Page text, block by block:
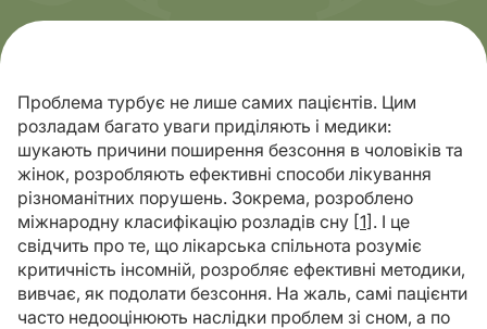
Проблема турбує не лише самих пацієнтів. Цим
розладам багато уваги приділяють і медики:
шукають причини поширення безсоння в чоловіків та
жінок, розробляють ефективні способи лікування
різноманітних порушень. Зокрема, розроблено
міжнародну класифікацію розладів сну [1]. І це
свідчить про те, що лікарська спільнота розуміє
критичність інсомній, розробляє ефективні методики,
вивчає, як подолати безсоння. На жаль, самі пацієнти
часто недооцінюють наслідки проблем зі сном, а по